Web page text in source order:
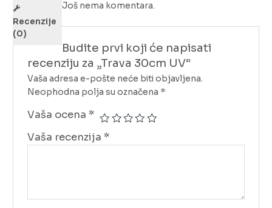
Recenzije
(0)
Još nema komentara.
Budite prvi koji će napisati
recenziju za „Trava 30cm UV“
Vaša adresa e-pošte neće biti objavljena.
Neophodna polja su označena *
Vaša ocena *
Vaša recenzija *